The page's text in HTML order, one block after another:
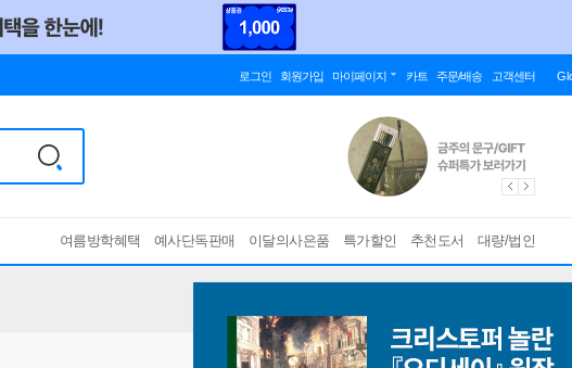
로그인 회원가입 마이페이지 카트 주문/배송 고객센터
여름방학혜택 예사단독판매 이달의사은품 특가할인 추천도서 대량/법인